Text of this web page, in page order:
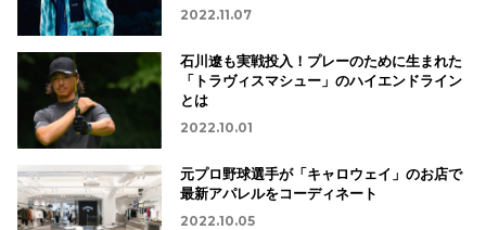
2022.11.07
石川遼も実戦投入！プレーのために生まれた
「トラヴィスマシュー」のハイエンドライン
とは
2022.10.01
元プロ野球選手が「キャロウェイ」のお店で
最新アパレルをコーディネート
2022.10.05